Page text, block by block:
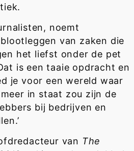
noemt
van zaken die
het liefst onder de pet
is een taaie opdracht en
je voor een wereld waar
in staat zou zijn de
bij bedrijven en
van The